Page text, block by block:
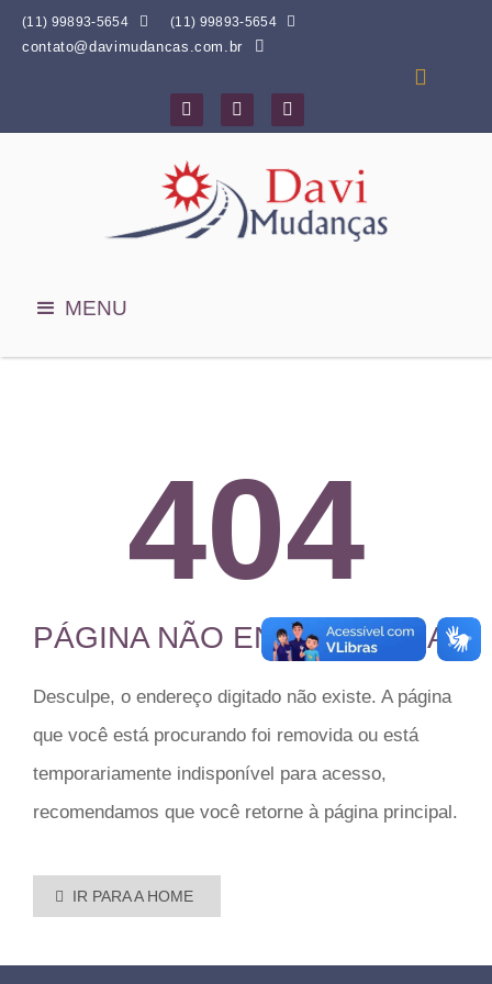
(11) 99893-5654  (11) 99893-5654 
contato@davimudancas.com.br

  
MENU
404
PÁGINA NÃO ENCONTRADA
Desculpe, o endereço digitado não existe. A página
que você está procurando foi removida ou está
temporariamente indisponível para acesso,
recomendamos que você retorne à página principal.
 IR PARA A HOME